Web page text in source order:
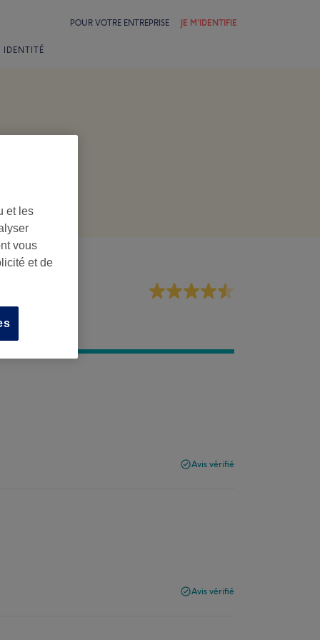
POUR VOTRE ENTREPRISE JE M'IDENTIFIE
IDENTITÉ
Avis vérifié
Avis vérifié
et les
vous
et de